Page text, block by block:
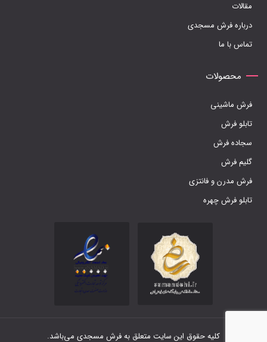
مقالات
درباره فرش مسجدی
تماس با ما
محصولات
فرش ماشینی
تابلو فرش
سجاده فرش
گلیم فرش
فرش مدرن و فانتزی
تابلو فرش چهره
کلیه حقوق این سایت متعلق به فرش مسجدی می‌باشد.